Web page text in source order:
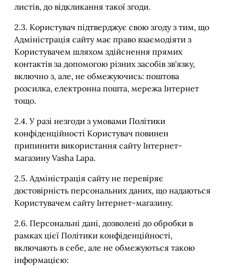
листів, до відкликання такої згоди.
2.3. Користувач підтверджує свою згоду з тим, що
Адміністрація сайту має право взаємодіяти з
Користувачем шляхом здійснення прямих
контактів за допомогою різних засобів зв'язку,
включно з, але, не обмежуючись: поштова
розсилка, електронна пошта, мережа Інтернет
тощо.
2.4. У разі незгоди з умовами Політики
конфіденційності Користувач повинен
припинити використання сайту Інтернет-
магазину Vasha Lapa.
2.5. Адміністрація сайту не перевіряє
достовірність персональних даних, що надаються
Користувачем сайту Інтернет-магазину.
2.6. Персональні дані, дозволені до обробки в
рамках цієї Політики конфіденційності,
включають в себе, але не обмежуються такою
інформацією: